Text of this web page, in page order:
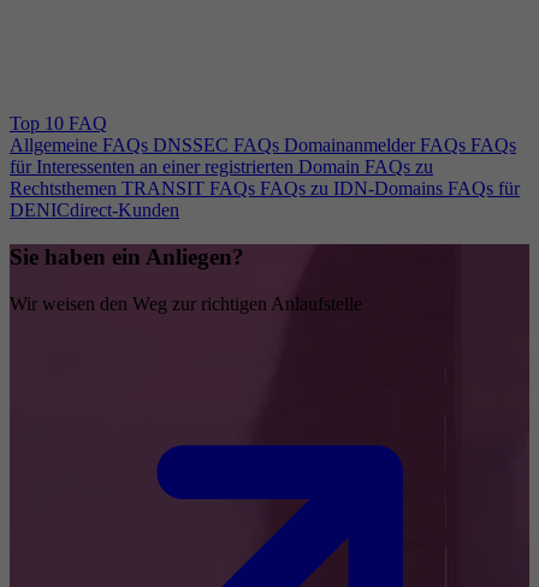
Top 10 FAQ
Allgemeine FAQs DNSSEC FAQs Domainanmelder FAQs FAQs
für Interessenten an einer registrierten Domain FAQs zu
Rechtsthemen TRANSIT FAQs FAQs zu IDN-Domains FAQs für
DENICdirect-Kunden
Sie haben ein Anliegen?
Wir weisen den Weg zur richtigen Anlaufstelle